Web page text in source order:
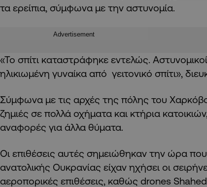
τα ερείπια, σύμφωνα με την αστυνομία.
Advertisement
«Το σπίτι καταστράφηκε εντελώς.
ηλικιωμένη γυναίκα από γειτονικό σπίτι»,
Σύμφωνα με τις αρχές της πόλης του
ζημιές σε πολλά οχήματα και κτήρια
αναφορές για άλλα θύματα.
Οι επιθέσεις αυτές σημειώθηκαν την ώρα
ανατολικής Ουκρανίας είχαν ηχήσει οι
αεροπορικές επιθέσεις, καθώς drones Shahed